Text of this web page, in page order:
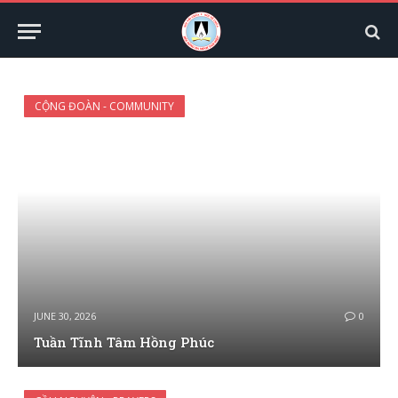
CỘNG ĐOÀN - COMMUNITY
JUNE 30, 2026 0
Tuần Tĩnh Tâm Hồng Phúc